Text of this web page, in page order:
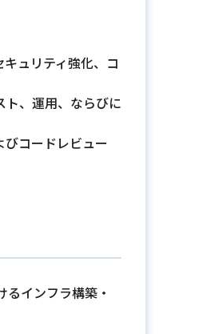
ュリティ強化、コ
ト、運用、ならびに
コードレビュー
インフラ構築・